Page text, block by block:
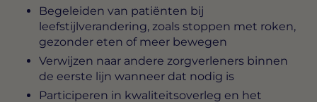
Begeleiden van patiënten bij
leefstijlverandering, zoals stoppen met roken,
gezonder eten of meer bewegen
Verwijzen naar andere zorgverleners binnen
de eerste lijn wanneer dat nodig is
Participeren in kwaliteitsoverleg en het